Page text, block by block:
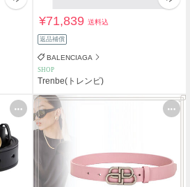
¥71,839送料込
返品補償
BALENCIAGA
SHOP
Trenbe(トレンビ)